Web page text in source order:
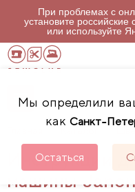
При проблемах с
установите
или используйте
Мы определили
как Санкт-
Остаться
Инструкции
машины